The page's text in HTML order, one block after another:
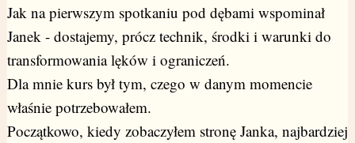
Jak na pierwszym spotkaniu pod dębami wspominał
Janek - dostajemy, prócz technik, środki i warunki do
transformowania lęków i ograniczeń.
Dla mnie kurs był tym, czego w danym momencie
właśnie potrzebowałem.
Początkowo, kiedy zobaczyłem stronę Janka, najbardziej